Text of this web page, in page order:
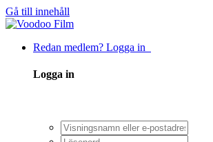
Gå till innehåll
Redan medlem? Logga in
Logga in